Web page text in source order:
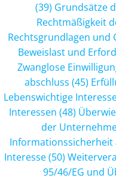
(39) Grundsätze
Rechtmäßigkeit
Rechtsgrundlagen und
Beweislast und
Zwanglose
abschluss (45)
Lebenswichtige
Interessen (48)
der
Informationssicherheit
Interesse(50)
95/46/EG und